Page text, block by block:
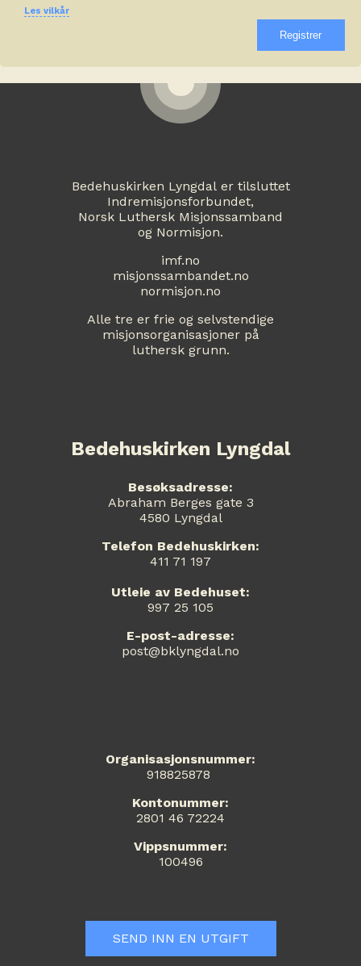
Les vilkår
Bedehuskirken Lyngdal er tilsluttet
Indremisjonsforbundet,
Norsk Luthersk Misjonssamband
og Normisjon.
imf.no
misjonssambandet.no
normisjon.no
Alle tre er frie og selvstendige
misjonsorganisasjoner på
luthersk grunn.
Bedehuskirken Lyngdal
Besøksadresse:
Abraham Berges gate 3
4580 Lyngdal
Telefon Bedehuskirken:
411 71 197
Utleie av Bedehuset:
997 25 105
E-post-adresse:
post@bklyngdal.no
Organisasjonsnummer:
918825878
Kontonummer:
2801 46 72224
Vippsnummer:
100496
SEND INN EN UTGIFT